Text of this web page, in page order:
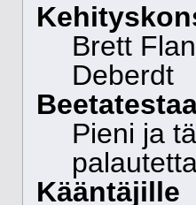
Brett
Deberdt
Pieni ja
Kääntäjille